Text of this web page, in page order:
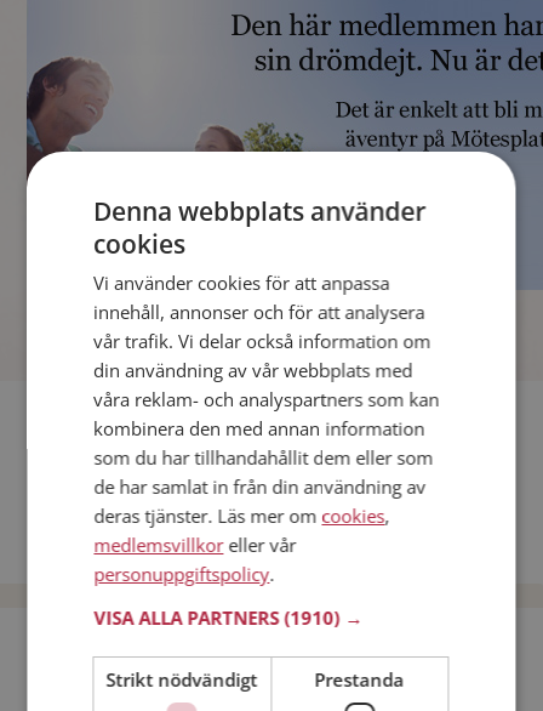
Fler singlar
Andra singlar från Stockholm
Dejta män i Sverige
Dejta kvinnor i Sverige
Bli medlem utan kostnad!
Denna webbplats använder
cookies
Vi använder cookies för att anpassa
innehåll, annonser och för att analysera
vår trafik. Vi delar också information om
din användning av vår webbplats med
våra reklam- och analyspartners som kan
kombinera den med annan information
som du har tillhandahållit dem eller som
de har samlat in från din användning av
deras tjänster. Läs mer om cookies,
medlemsvillkoreller vår
personuppgiftspolicy.
VISA ALLA PARTNERS(1910) →
Strikt nödvändigt Prestanda